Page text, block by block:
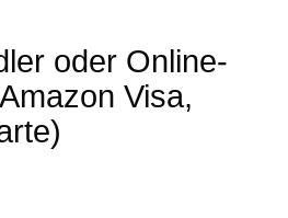
oder Online-
Visa,